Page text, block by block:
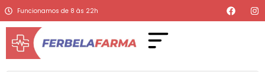
Funcionamos de 8 às 22h